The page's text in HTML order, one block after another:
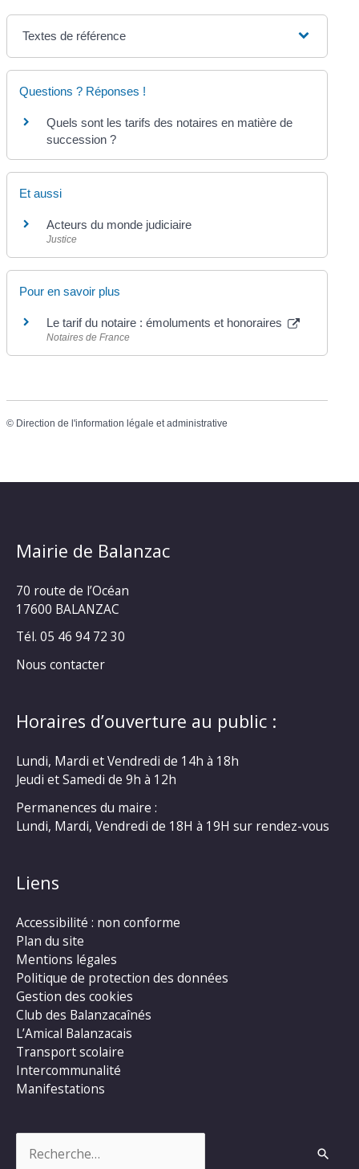
Textes de référence
Questions ? Réponses !
Quels sont les tarifs des notaires en matière de
succession ?
Et aussi
Acteurs du monde judiciaire
Justice
Pour en savoir plus
Le tarif du notaire : émoluments et honoraires
Notaires de France
© Direction de l'information légale et administrative
Mairie de Balanzac
70 route de l’Océan
17600 BALANZAC
Tél. 05 46 94 72 30
Nous contacter
Horaires d’ouverture au public :
Lundi, Mardi et Vendredi de 14h à 18h
Jeudi et Samedi de 9h à 12h
Permanences du maire :
Lundi, Mardi, Vendredi de 18H à 19H sur rendez-vous
Liens
Accessibilité : non conforme
Plan du site
Mentions légales
Politique de protection des données
Gestion des cookies
Club des Balanzacaînés
L’Amical Balanzacais
Transport scolaire
Intercommunalité
Manifestations